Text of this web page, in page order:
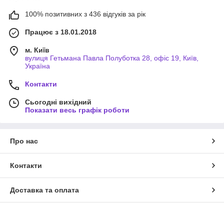
100% позитивних з 436 відгуків за рік
Працює з 18.01.2018
м. Київ
вулиця Гетьмана Павла Полуботка 28, офіс 19, Київ,
Україна
Контакти
Сьогодні вихідний
Показати весь графік роботи
Про нас
Контакти
Доставка та оплата